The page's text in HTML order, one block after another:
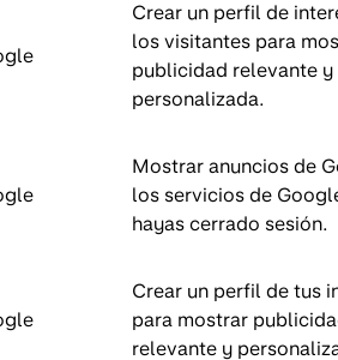
Crear un perfil de
los visitantes para
publicidad relevante y
personalizada.
Mostrar anuncios de
los servicios de
hayas cerrado sesión.
Crear un perfil de tus
para mostrar
relevante y